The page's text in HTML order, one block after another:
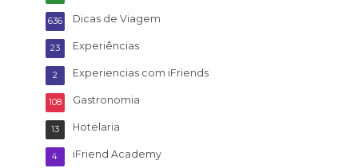
Dicas de Viagem
636
Experiências
23
Experiencias com iFriends
2
Gastronomia
108
Hotelaria
13
iFriend Academy
4